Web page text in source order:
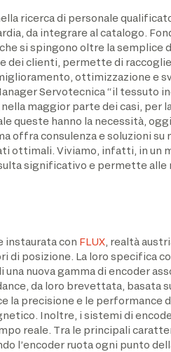
ricerca di personale
da integrare al catalogo.
si spingono oltre la semplice
dei clienti, permette di
ottimizzazione e
Servotecnica “il tessuto
maggior parte dei casi, per
queste hanno la necessità,
offra consulenza e soluzioni su
ottimali. Viviamo, infatti, in un
significativo e permette alle
instaurata con FLUX, realtà
di posizione. La loro specifica
nuova gamma di encoder
da loro brevettata, basata
la precisione e le performance
Inoltre, i sistemi di
reale. Tra le principali
l’encoder ruota ogni punto